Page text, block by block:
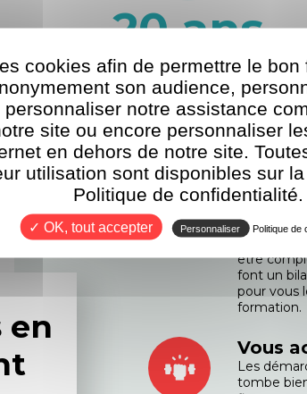
20ans
D’expérience dans la formation
en
votre
De
être
font un
pour vous
formation.
Vous
Les
tombe
cookies afin de permettre le
son audience,
notre assistance
site ou encore personnaliser
en dehors de notre site.
utilisation sont disponibles sur
Politique de confidentialité.
✓ OK, tout accepter Personnaliser Politique de